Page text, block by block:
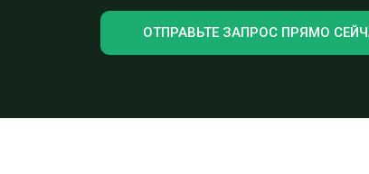
ОТПРАВЬТЕ ЗАПРОС ПРЯМО